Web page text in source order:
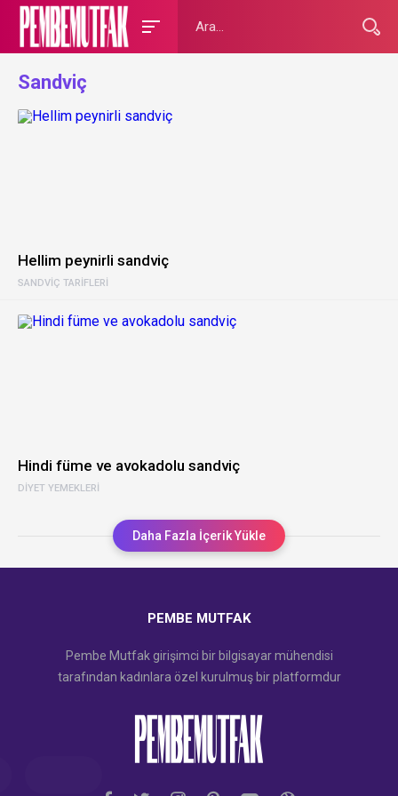
Sandviç
SANDVIÇ TARIFLERI
Hellim peynirli sandviç
DIYET YEMEKLERI
Hindi füme ve avokadolu sandviç
Daha Fazla İçerik Yükle
PEMBE MUTFAK
Pembe Mutfak girişimci bir bilgisayar mühendisi
tarafından kadınlara özel kurulmuş bir platformdur